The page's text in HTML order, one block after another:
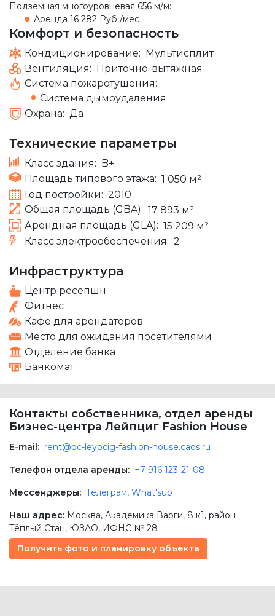
Подземная многоуровневая 656 м/м:
Аренда 16 282 Руб./мес
Комфорт и безопасность
Кондиционирование: Мультисплит
Вентиляция: Приточно-вытяжная
Система пожаротушения:
Система дымоудаления
Охрана: Да
Технические параметры
Класс здания: B+
Площадь типового этажа: 1 050 м²
Год постройки: 2010
Общая площадь (GBA): 17 893 м²
Арендная площадь (GLA): 15 209 м²
Класс электрообеспечения: 2
Инфраструктура
Центр ресепшн
Фитнес
Кафе для арендаторов
Место для ожидания посетителями
Отделение банка
Банкомат
Контакты собственника, отдел аренды
Бизнес-центра Лейпциг Fashion House
E-mail: rent@bc-leypcig-fashion-house.caos.ru
Телефон отдела аренды: +7 916 123-21-08
Мессенджеры: Телеграм, What'sup
Наш адрес: Москва, Академика Варги, 8 к1 , район
Тёплый Стан, ЮЗАО, ИФНС № 28
Получить фото и планировку объекта